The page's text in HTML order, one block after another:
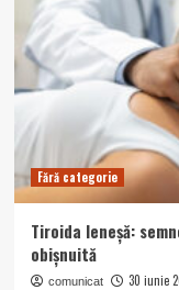
Fără categorie
Tiroida leneșă:
obișnuită
comunicat 30 iunie